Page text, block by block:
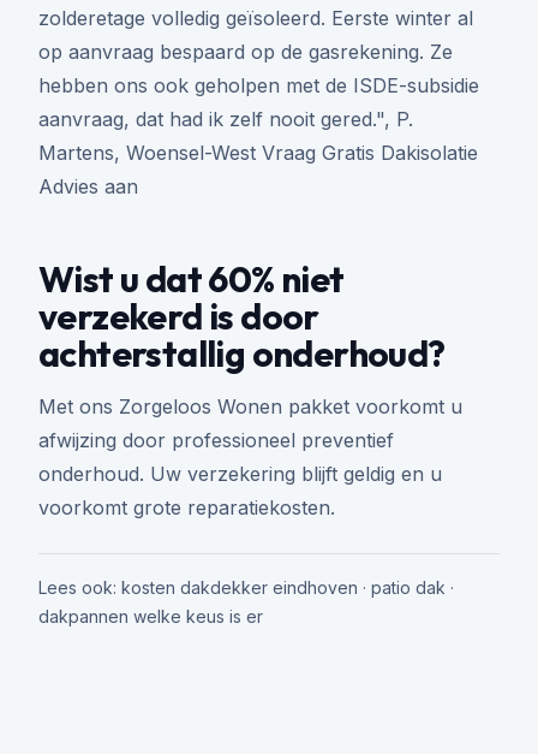
zolderetage volledig geïsoleerd. Eerste winter al
op aanvraag bespaard op de gasrekening. Ze
hebben ons ook geholpen met de ISDE-subsidie
aanvraag, dat had ik zelf nooit gered.", P.
Martens, Woensel-West Vraag Gratis Dakisolatie
Advies aan
Wist u dat 60% niet
verzekerd is door
achterstallig onderhoud?
Met ons Zorgeloos Wonen pakket voorkomt u
afwijzing door professioneel preventief
onderhoud. Uw verzekering blijft geldig en u
voorkomt grote reparatiekosten.
Lees ook: kosten dakdekker eindhoven · patio dak ·
dakpannen welke keus is er